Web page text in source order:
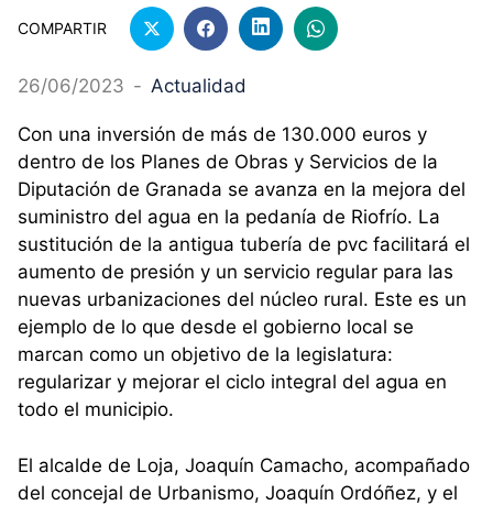
COMPARTIR
26/06/2023 - Actualidad
Con una inversión de más de 130.000 euros y
dentro de los Planes de Obras y Servicios de la
Diputación de Granada se avanza en la mejora del
suministro del agua en la pedanía de Riofrío. La
sustitución de la antigua tubería de pvc facilitará el
aumento de presión y un servicio regular para las
nuevas urbanizaciones del núcleo rural. Este es un
ejemplo de lo que desde el gobierno local se
marcan como un objetivo de la legislatura:
regularizar y mejorar el ciclo integral del agua en
todo el municipio.
El alcalde de Loja, Joaquín Camacho, acompañado
del concejal de Urbanismo, Joaquín Ordóñez, y el